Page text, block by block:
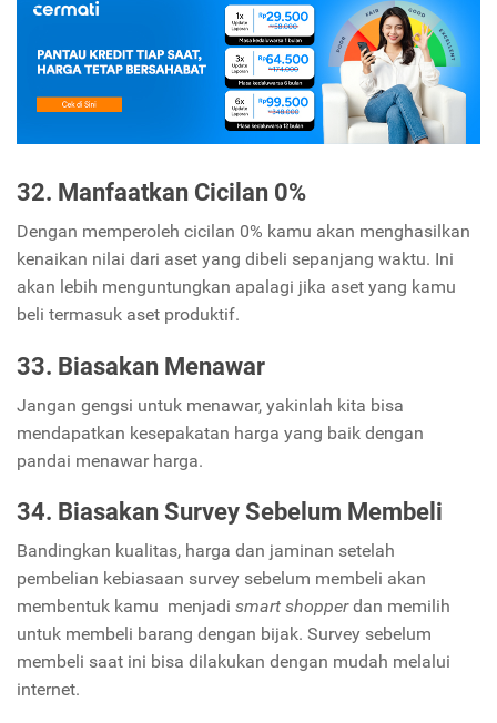
32. Manfaatkan Cicilan 0%
Dengan memperoleh cicilan 0% kamu akan menghasilkan
kenaikan nilai dari aset yang dibeli sepanjang waktu. Ini
akan lebih menguntungkan apalagi jika aset yang kamu
beli termasuk aset produktif.
33. Biasakan Menawar
Jangan gengsi untuk menawar, yakinlah kita bisa
mendapatkan kesepakatan harga yang baik dengan
pandai menawar harga.
34. Biasakan Survey Sebelum Membeli
Bandingkan kualitas, harga dan jaminan setelah
pembelian kebiasaan survey sebelum membeli akan
membentuk kamu menjadi smart shopperdan memilih
untuk membeli barang dengan bijak. Survey sebelum
membeli saat ini bisa dilakukan dengan mudah melalui
internet.